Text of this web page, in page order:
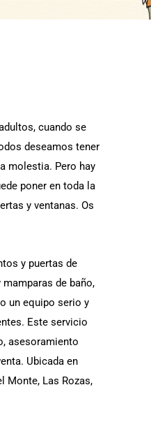
cuando se
deseamos tener
molestia. Pero hay
poner en toda la
y ventanas. Os
y puertas de
de baño,
un equipo serio y
Este servicio
asesoramiento
Ubicada en
Monte, Las Rozas,